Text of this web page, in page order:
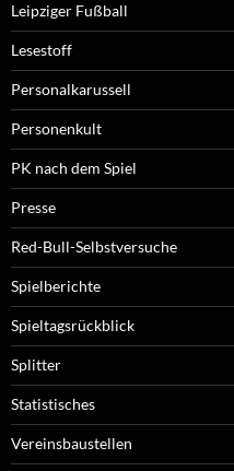
Leipziger Fußball
Lesestoff
Personalkarussell
Personenkult
PK nach dem Spiel
Presse
Red-Bull-Selbstversuche
Spielberichte
Spieltagsrückblick
Splitter
Statistisches
Vereinsbaustellen